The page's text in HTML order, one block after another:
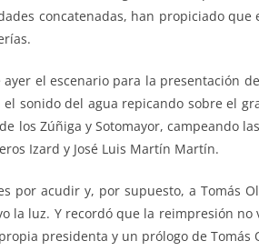
concatenadas, han propiciado
el escenario para la presentación
sonido del agua repicando sobre el
los Zúñiga y Sotomayor, campeando
Izard y José Luis Martín Martín.
por acudir y, por supuesto, a Tomás
la luz. Y recordó que la reimpresión no
presidenta y un prólogo de Tomás